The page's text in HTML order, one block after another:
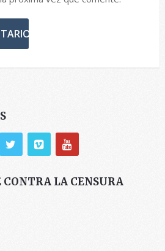
LA CENSURA